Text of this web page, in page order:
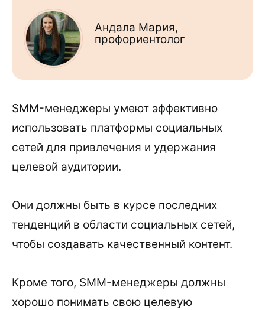
Андала Мария,
профориентолог
SMM-менеджеры умеют эффективно
использовать платформы социальных
сетей для привлечения и удержания
целевой аудитории.
Они должны быть в курсе последних
тенденций в области социальных сетей,
чтобы создавать качественный контент.
Кроме того, SMM-менеджеры должны
хорошо понимать свою целевую